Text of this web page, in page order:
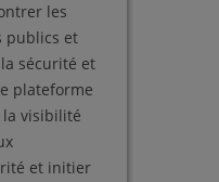
les
publics et
sécurité et
plateforme
visibilité
et initier